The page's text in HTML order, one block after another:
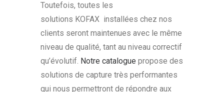
Toutefois, toutes les
solutions KOFAX installées chez nos
clients seront maintenues avec le même
niveau de qualité, tant au niveau correctif
qu’évolutif. Notre catalogue propose des
solutions de capture très performantes
qui nous permettront de répondre aux